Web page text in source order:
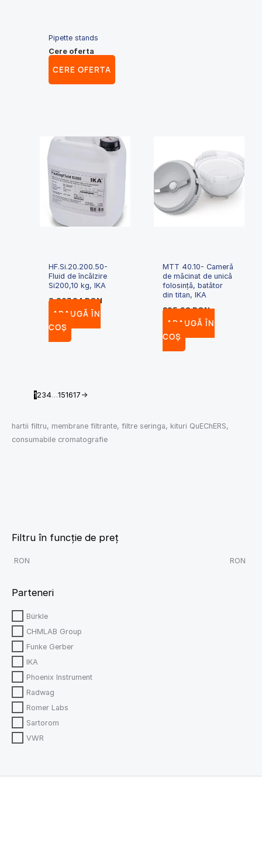
Filtru în funcție de preț
RON RON
Parteneri
Bürkle
CHMLAB Group
Funke Gerber
IKA
Phoenix Instrument
Radwag
Romer Labs
Sartorom
VWR
Pipette stands
Cere oferta
CERE OFERTA
HF.Si.20.200.50-
Fluid de încălzire
Si200,10 kg, IKA
3,207.34RON
ADAUGĂ ÎN
COȘ
MTT 40.10- Cameră
de măcinat de unică
folosință, batător
din titan, IKA
895.93RON
ADAUGĂ ÎN
COȘ
1234…151617 →
hartii filtru, membrane filtrante, filtre seringa, kituri QuEChERS,
consumabile cromatografie